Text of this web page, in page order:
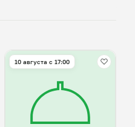
10 августа с 17:00